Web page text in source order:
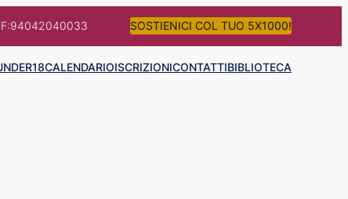
SOSTIENICI COL TUO 5X1000!
CALENDARIOISCRIZIONICONTATTIBIBLIOTECA